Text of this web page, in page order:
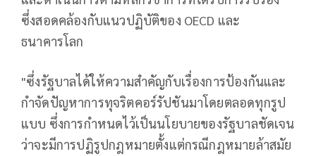
ซึ่งสอดคล้องกับแนวปฏิบัติของ OECD และ
ธนาคารโลก
"ซึ่งรัฐบาลได้ให้ความสำคัญกับเรื่องการป้องกันและ
กำจัดปัญหาการทุจริตคอร์รัปชันมาโดยตลอดทุกรูป
แบบ ซึ่งการกำหนดไว้เป็นนโยบายของรัฐบาลชัดเจน
ว่าจะมีการปฏิรูปกฎหมายตั้งแต่กรณีกฎหมายล้าสมัย​